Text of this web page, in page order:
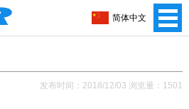
发布时间：2018/12/03 浏览量：1501
简体中文